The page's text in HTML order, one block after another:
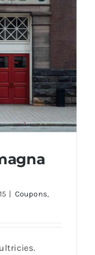
| Coupons,